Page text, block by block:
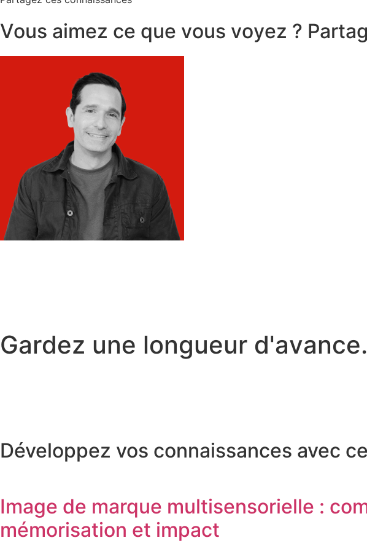
Vous aimez ce que vous voyez ? Partag
Gardez une longueur d'avance.
Développez vos connaissances avec
Image de marque multisensorielle :
mémorisation et impact